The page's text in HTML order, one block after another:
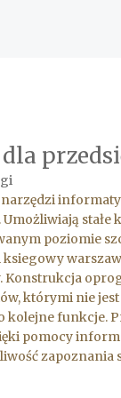
poziomie
którymi nie
kolejne funkcje.
pomocy